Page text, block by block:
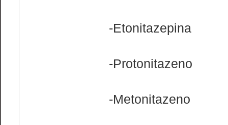
-Etonitazepina
-Protonitazeno
-Metonitazeno